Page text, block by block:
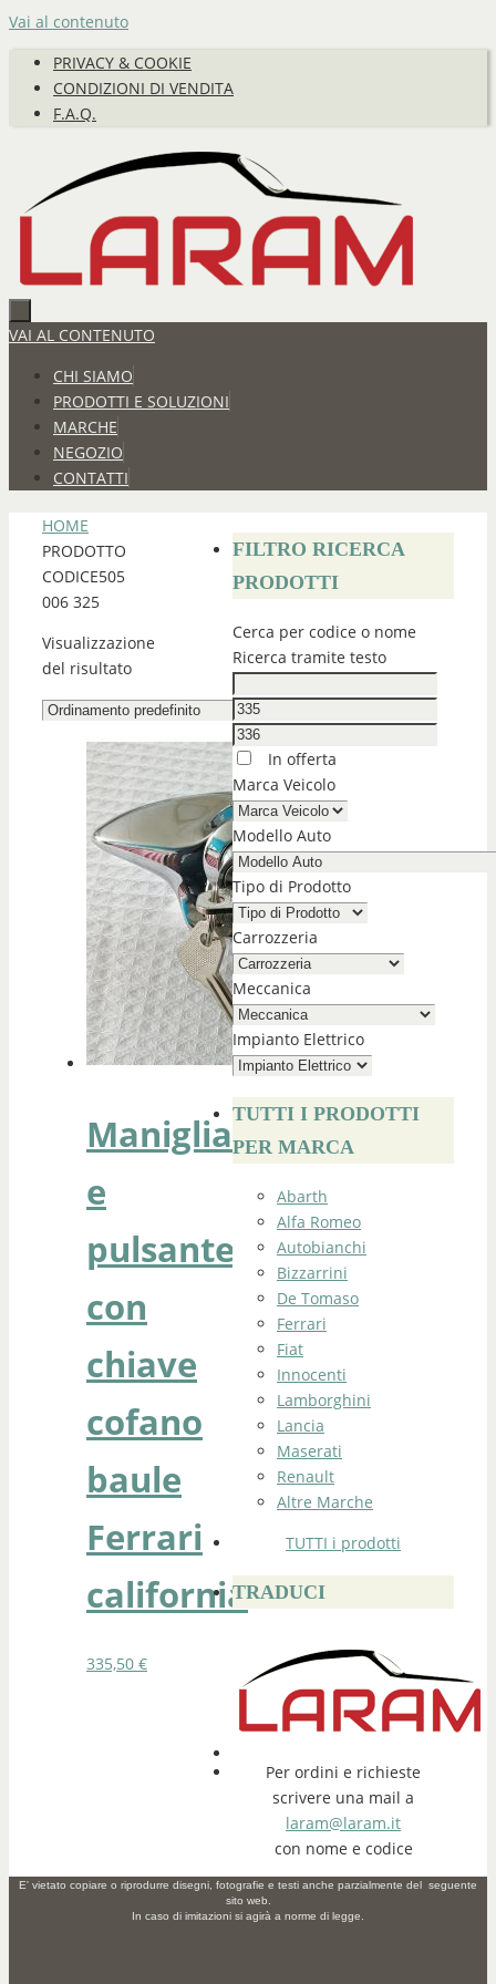
Vai al contenuto
PRIVACY & COOKIE
CONDIZIONI DI VENDITA
F.A.Q.
VAI AL CONTENUTO
CHI SIAMO
PRODOTTI E SOLUZIONI
MARCHE
NEGOZIO
CONTATTI
HOME
PRODOTTO
CODICE505
006 325
Visualizzazione
del risultato
Maniglia
e
pulsante
con
chiave
cofano
baule
Ferrari
california
335,50 €
FILTRO RICERCA
PRODOTTI
Cerca per codice o nome
Ricerca tramite testo
In offerta
Marca Veicolo
Modello Auto
Tipo di Prodotto
Carrozzeria
Meccanica
Impianto Elettrico
TUTTI I PRODOTTI
PER MARCA
Abarth
Alfa Romeo
Autobianchi
Bizzarrini
De Tomaso
Ferrari
Fiat
Innocenti
Lamborghini
Lancia
Maserati
Renault
Altre Marche
TUTTI i prodotti
TRADUCI
Per ordini e richieste
scrivere una mail a
laram@laram.it
con nome e codice
E' vietato copiare o riprodurre disegni, fotografie e testi anche parzialmente del seguente
sito web.
In caso di imitazioni si agirà a norme di legge.